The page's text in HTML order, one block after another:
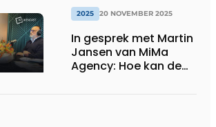
2025 20 NOVEMBER 2025
In gesprek met Martin
Jansen van MiMa
Agency: Hoe kan de